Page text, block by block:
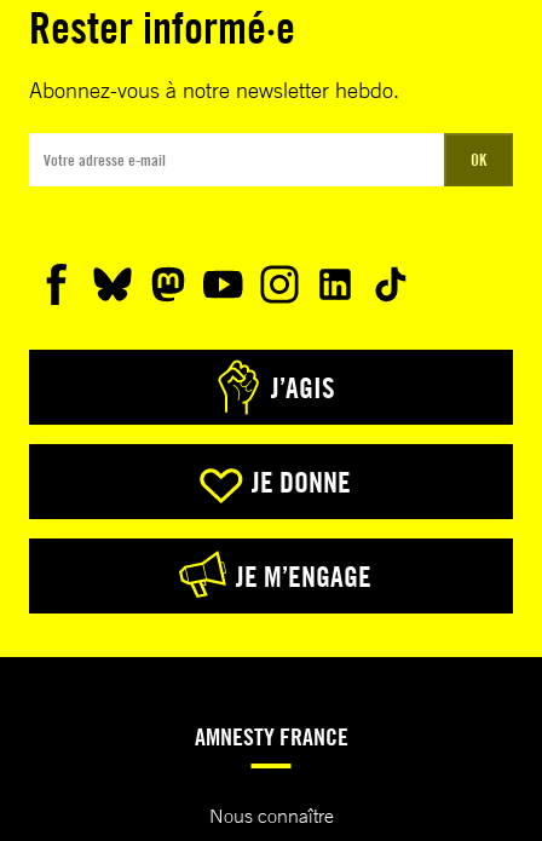
Rester informé·e
Abonnez-vous à notre newsletter hebdo.
OK
J’AGIS
JE DONNE
JE M’ENGAGE
AMNESTY FRANCE
Nous connaître